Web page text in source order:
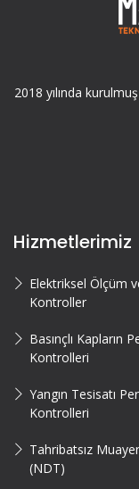
2018 yılında
Hizmetlerimiz
Elektriksel Ölçüm
Kontroller
Basınçlı Kapların
Kontrolleri
Yangın Tesisatı
Kontrolleri
Tahribatsız
(NDT)